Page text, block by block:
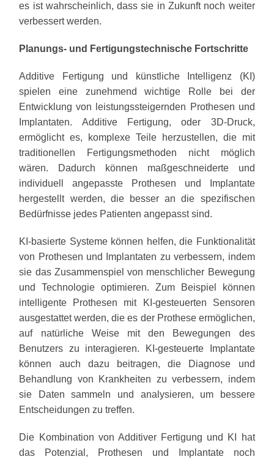
es ist wahrscheinlich, dass sie in Zukunft noch weiter
verbessert werden.
Planungs- und Fertigungstechnische Fortschritte
Additive Fertigung und künstliche Intelligenz (KI)
spielen eine zunehmend wichtige Rolle bei der
Entwicklung von leistungssteigernden Prothesen und
Implantaten. Additive Fertigung, oder 3D-Druck,
ermöglicht es, komplexe Teile herzustellen, die mit
traditionellen Fertigungsmethoden nicht möglich
wären. Dadurch können maßgeschneiderte und
individuell angepasste Prothesen und Implantate
hergestellt werden, die besser an die spezifischen
Bedürfnisse jedes Patienten angepasst sind.
KI-basierte Systeme können helfen, die Funktionalität
von Prothesen und Implantaten zu verbessern, indem
sie das Zusammenspiel von menschlicher Bewegung
und Technologie optimieren. Zum Beispiel können
intelligente Prothesen mit KI-gesteuerten Sensoren
ausgestattet werden, die es der Prothese ermöglichen,
auf natürliche Weise mit den Bewegungen des
Benutzers zu interagieren. KI-gesteuerte Implantate
können auch dazu beitragen, die Diagnose und
Behandlung von Krankheiten zu verbessern, indem
sie Daten sammeln und analysieren, um bessere
Entscheidungen zu treffen.
Die Kombination von Additiver Fertigung und KI hat
das Potenzial, Prothesen und Implantate noch